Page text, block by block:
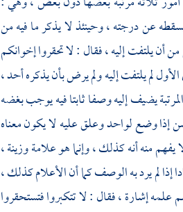
عن درجته ، وحينئذ لا يذكر ما فيه من
يلتفت إليه ، فقال : لا تحقروا إخوانكم
لم يلتفت إليه ولم يرض بأن يذكره أحد ،
يضيف إليه وصفا ثابتا فيه يوجب بغضه
إذا وضع لواحد وعلق عليه لا يكون معناه
منه أنه كذلك ، وإنما هو علامة وزينة ،
إذا لم يرد به الوصف كما أن الأعلام كذلك ،
إشارة ، فقال : لا تتكبروا فتستحقروا